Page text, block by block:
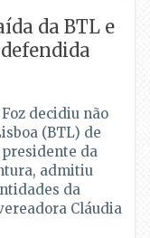
da BTL e
decidiu não
(BTL) de
presidente da
admitiu
da
Cláudia